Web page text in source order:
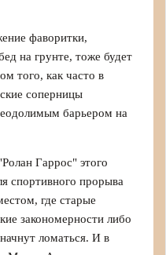
фаворитки,
на грунте, тоже будет
того, как часто в
соперницы
барьером на
Гаррос" этого
спортивного прорыва
где старые
закономерности либо
ломаться. И в